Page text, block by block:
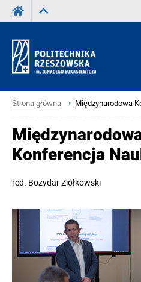
Strona główna Międzynarodowa
Konferencja
red. Bożydar Ziółkowski